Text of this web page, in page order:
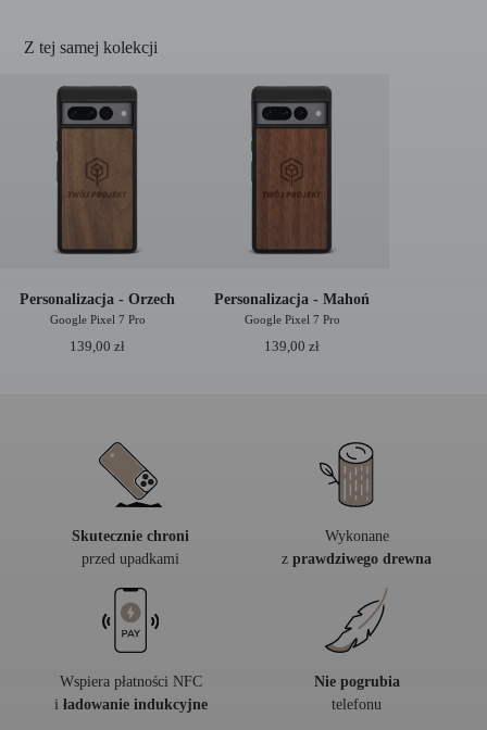
Z tej samej kolekcji
Personalizacja - Orzech
Google Pixel 7 Pro
139,00zł
Personalizacja - Mahoń
Google Pixel 7 Pro
139,00zł
Skutecznie chroni
przed upadkami
Wykonane
z prawdziwego drewna
Wspiera płatności NFC
i ładowanie indukcyjne
Nie pogrubia
telefonu